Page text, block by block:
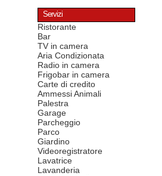
Servizi
Ristorante
Bar
TV in camera
Aria Condizionata
Radio in camera
Frigobar in camera
Carte di credito
Ammessi Animali
Palestra
Garage
Parcheggio
Parco
Giardino
Videoregistratore
Lavatrice
Lavanderia